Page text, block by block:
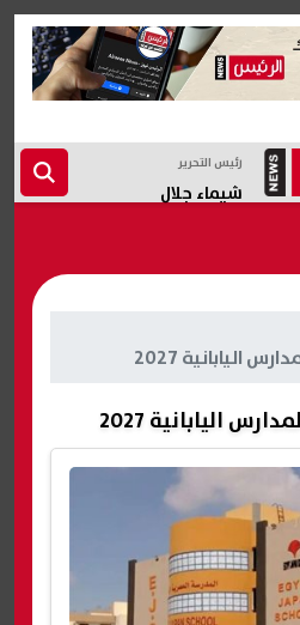
رئيس التحرير
شيماء جلال
اليابانية 2027
اليابانية 2027